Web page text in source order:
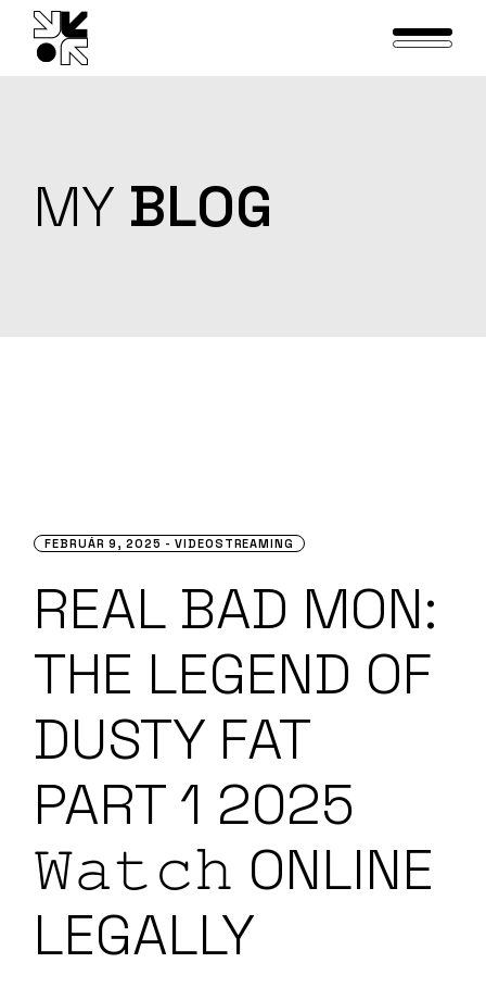
content
MY BLOG
FEBRUÁR 9, 2025 VIDEOSTREAMING
REAL BAD MON:
THE LEGEND OF
DUSTY FAT
PART 1 2025
𝚆𝚊𝚝𝚌𝚑 ONLINE
LEGALLY